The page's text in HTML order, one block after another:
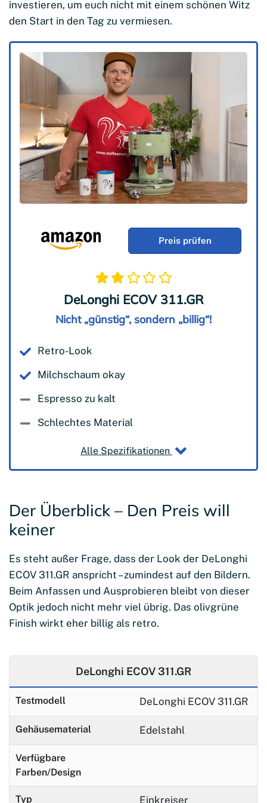
investieren, um euch nicht mit einem schönen Witz
den Start in den Tag zu vermiesen.
DeLonghi ECOV 311.GR
Nicht „günstig“, sondern „billig“!
Retro-Look
Milchschaum okay
Espresso zu kalt
Schlechtes Material
Preis prüfen
Alle Spezifikationen
Der Überblick – Den Preis will
keiner
Es steht außer Frage, dass der Look der DeLonghi
ECOV 311.GR anspricht – zumindest auf den Bildern.
Beim Anfassen und Ausprobieren bleibt von dieser
Optik jedoch nicht mehr viel übrig. Das olivgrüne
Finish wirkt eher billig als retro.
DeLonghi ECOV 311.GR
Testmodell DeLonghi ECOV 311.GR
Gehäusematerial Edelstahl
Verfügbare
Farben/Design
Typ Einkreiser